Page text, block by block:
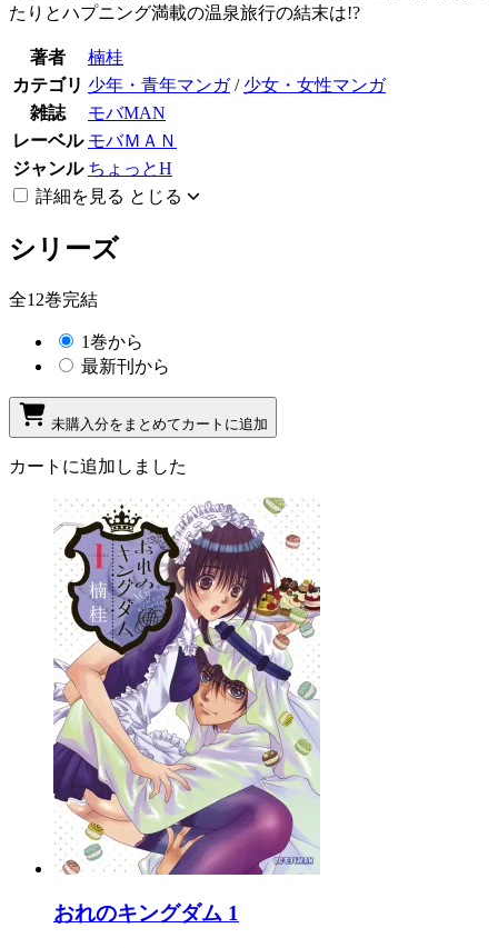
たりとハプニング満載の温泉旅行の結末は!?
著者
楠桂
カテゴリ 少年・青年マンガ/ 少女・女性マンガ
雑誌
モバMAN
レーベル モバＭＡＮ
ジャンル ちょっとH
詳細を見る とじる
シリーズ
全12巻完結
1巻から
最新刊から
未購入分をまとめてカートに追加
カートに追加しました
おれのキングダム 1